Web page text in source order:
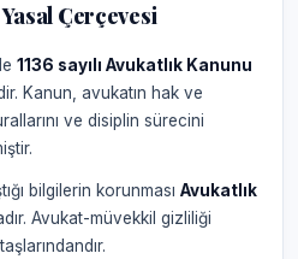
Çerçevesi
1136 sayılı Avukatlık Kanunu
Kanun, avukatın hak ve
ve disiplin sürecini
bilgilerin korunması Avukatlık
Avukat-müvekkil gizliliği